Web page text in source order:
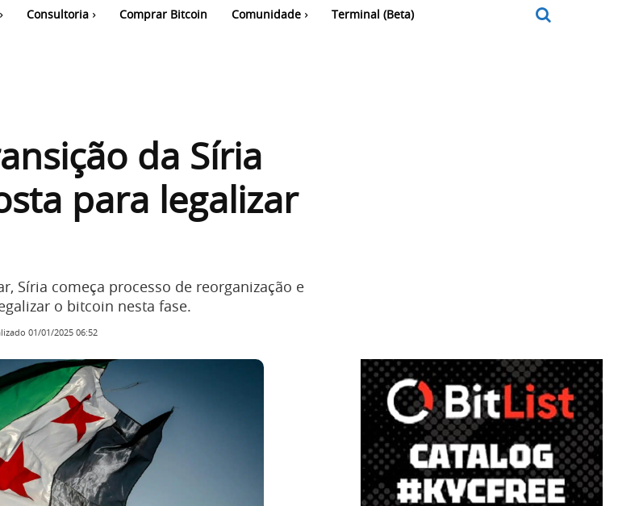
Consultoria Comprar Bitcoin Comunidade Terminal (Beta)
da Síria
para legalizar
Síria começa processo de reorganização e
o bitcoin nesta fase.
01/01/2025 06:52